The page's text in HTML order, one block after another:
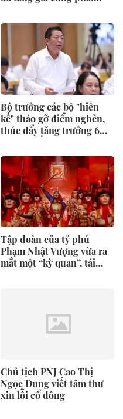
Bộ trưởng các bộ "hiến
kế" tháo gỡ điểm nghẽn,
thúc đẩy tăng trưởng 6
Tập đoàn của tỷ phú
Phạm Nhật Vượng vừa ra
mắt một “kỳ quan”, tái
Chủ tịch PNJ Cao Thị
Ngọc Dung viết tâm thư
xin lỗi cổ đông